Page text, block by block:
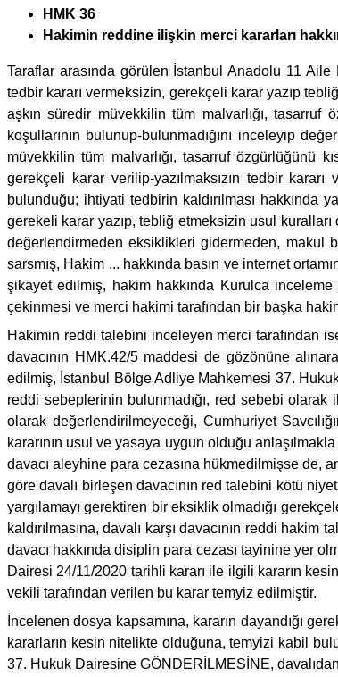
HMK 36
Hakimin reddine ilişkin merci kararları
Taraflar arasında görülen İstanbul Anadolu 11 Aile
tedbir kararı vermeksizin, gerekçeli karar yazıp
aşkın süredir müvekkilin tüm malvarlığı, tasarruf
koşullarının bulunup-bulunmadığını inceleyip
müvekkilin tüm malvarlığı, tasarruf özgürlüğünü
gerekçeli karar verilip-yazılmaksızın tedbir
bulunduğu; ihtiyati tedbirin kaldırılması hakkında
gerekeli karar yazıp, tebliğ etmeksizin usul
değerlendirmeden eksiklikleri gidermeden, makul
sarsmış, Hakim ... hakkında basın ve internet
şikayet edilmiş, hakim hakkında Kurulca
çekinmesi ve merci hakimi tarafından bir başka
Hakimin reddi talebini inceleyen merci tarafından
davacının HMK.42/5 maddesi de gözönüne
edilmiş, İstanbul Bölge Adliye Mahkemesi 37.
reddi sebeplerinin bulunmadığı, red sebebi
olarak değerlendirilmeyeceği, Cumhuriyet
kararının usul ve yasaya uygun olduğu
davacı aleyhine para cezasına hükmedilmişse de,
göre davalı birleşen davacının red talebini kötü
yargılamayı gerektiren bir eksiklik olmadığı
kaldırılmasına, davalı karşı davacının reddi
davacı hakkında disiplin para cezası tayinine yer
Dairesi 24/11/2020 tarihli kararı ile ilgili kararın
vekili tarafından verilen bu karar temyiz edilmiştir.
İncelenen dosya kapsamına, kararın dayandığı
kararların kesin nitelikte olduğuna, temyizi kabil
37. Hukuk Dairesine GÖNDERİLMESİNE,